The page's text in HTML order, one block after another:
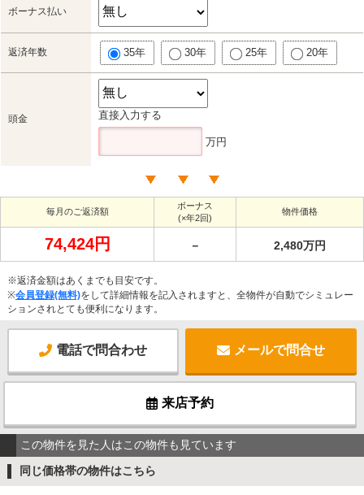
ボーナス払い
返済年数 35年 30年 25年 20年
頭金 直接入力する
万円
毎月のご返済額
ボーナス
(×年2回)
物件価格
74,424円 － 2,480万円
※返済金額はあくまでも目安です。
※会員登録(無料)をして詳細情報を記入されますと、全物件が自動でシミュレー
ションされとても便利になります。
電話で問合わせ メールで問合せ
来店予約
この物件を見た人はこの物件も見ています
同じ価格帯の物件はこちら